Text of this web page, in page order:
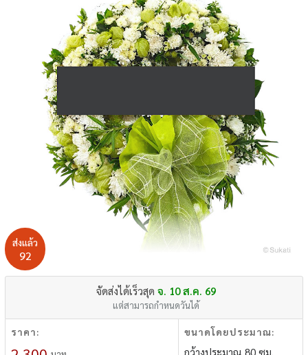
ส่งแล้ว
92
จัดส่งได้เร็วสุด จ. 10 ส.ค. 69
แต่สามารถกำหนดวันได้
ราคา: ขนาดโดยประมาณ:
กว้างประมาณ 80 ซม.